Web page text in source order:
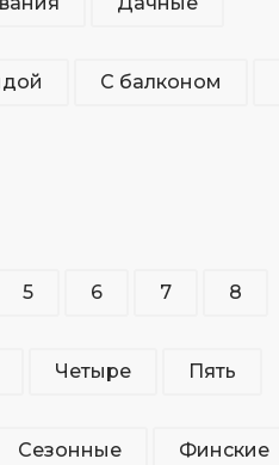
С балконом
5 6 7
8
Четыре
Пять
Сезонные
Финские